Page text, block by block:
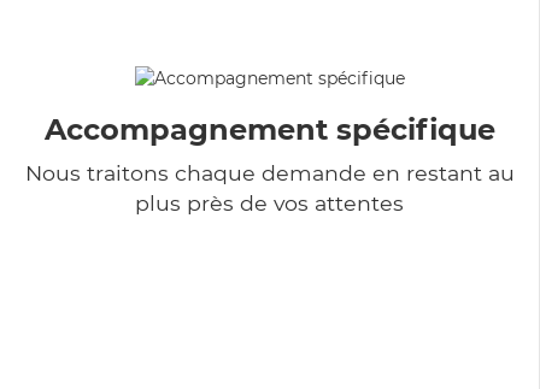
Accompagnement spécifique
Nous traitons chaque demande en restant au
plus près de vos attentes